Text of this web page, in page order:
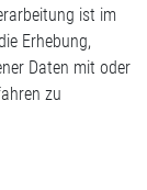
ist im
Erhebung,
Daten mit oder
zu